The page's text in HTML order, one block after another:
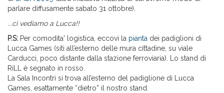
parlare diffusamente sabato 31 ottobre).
...ci vediamo a Lucca!!
P.S: Per comodita' logistica, eccovi la pianta dei padiglioni di
Lucca Games (siti all’esterno delle mura cittadine, su viale
Carducci, poco distante dalla stazione ferroviaria). Lo stand di
RiLL è segnato in rosso.
La Sala Incontri si trova all’esterno del padiglione di Lucca
Games, esattamente “dietro” il nostro stand.